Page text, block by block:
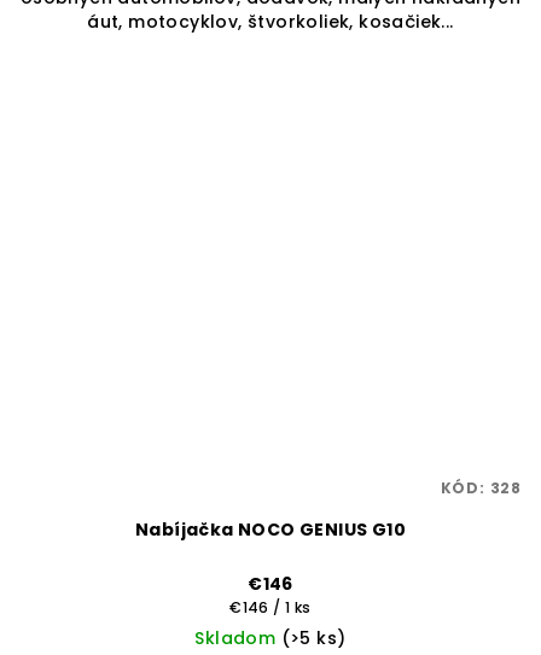
áut, motocyklov, štvorkoliek, kosačiek...
Nabíjačka NOCO GENIUS G10
€146
Jednotková
cena:
€146 / 1 ks
Skladom (>5 ks)
KÓD: 328